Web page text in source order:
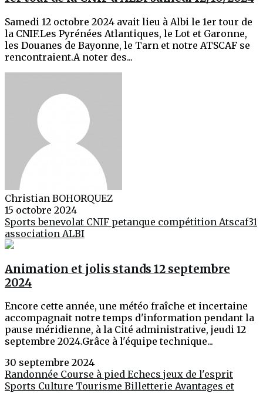
Samedi 12 octobre 2024 avait lieu à Albi le 1er tour de
la CNIF.Les Pyrénées Atlantiques, le Lot et Garonne,
les Douanes de Bayonne, le Tarn et notre ATSCAF se
rencontraient.A noter des...
Christian BOHORQUEZ
15 octobre 2024
Sportsbenevolat CNIF petanque compétition Atscaf31
association ALBI
Animation et jolis stands 12 septembre
2024
Encore cette année, une météo fraîche et incertaine
accompagnait notre temps d'information pendant la
pause méridienne, à la Cité administrative, jeudi 12
septembre 2024.Grâce à l'équipe technique...
30 septembre 2024
Randonnée Course à pied Echecs jeux de l'esprit
Sports Culture Tourisme Billetterie Avantages et